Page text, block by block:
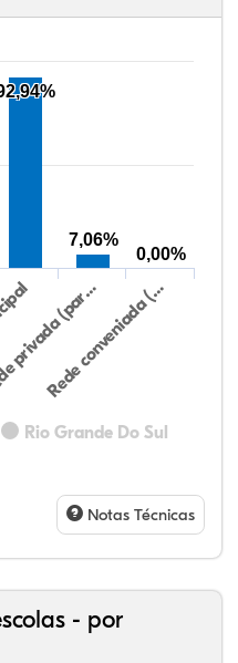
Rio Grande Do Sul
(par…
Rede conveniada (…
7,06%
0,00%
Notas Técnicas
- por